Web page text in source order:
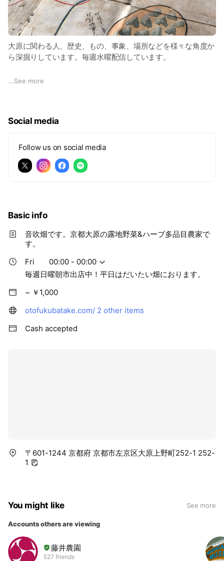
ぜひ一度遊びに来てね！
【里の駅大原、朝市ページ】
https://www.satonoeki-ohara.com/market/
https://www.facebook.com/otofuku
大原に関わる人、歴史、もの、事象、場所などを様々な角度か
ら深掘りしています。毎週水曜配信しています。
音吹の園主が自身の知的好奇心を満たすために始めたラジオで
【Spotify】
=9qK80FqKSCCRReJVXExtkQ
Google PodcastやApple podcastでも、配信中！
...See more
Social media
Follow us on social media
Basic info
音吹畑です。京都大原の露地野菜&ハーブ多品目農家で
す。
Fri
00:00 - 00:00
毎週日曜朝市出店中！平日はだいたい畑におります。
~ ￥1,000
otofukubatake.com/ 2 other items
Cash accepted
〒601-1244 京都府 京都市左京区大原上野町252-1 252-
1
You might like See more
Accounts others are viewing
藤井農園
527 friends